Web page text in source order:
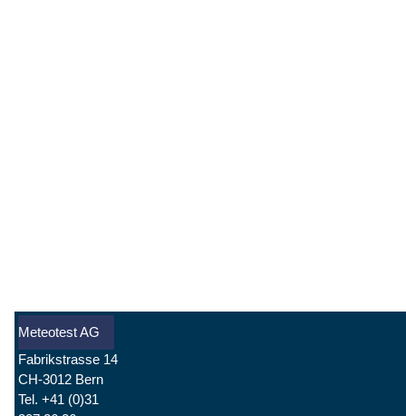
Meteotest AG
Fabrikstrasse 14
CH-3012 Bern
Tel. +41 (0)31